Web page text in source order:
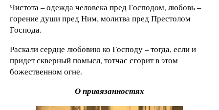
Чистота – одежда человека пред Господом, любовь –
горение души пред Ним, молитва пред Престолом
Господа.
Раскали сердце любовию ко Господу – тогда, если и
придет скверный помысл, тотчас сгорит в этом
божественном огне.
О привязанностях